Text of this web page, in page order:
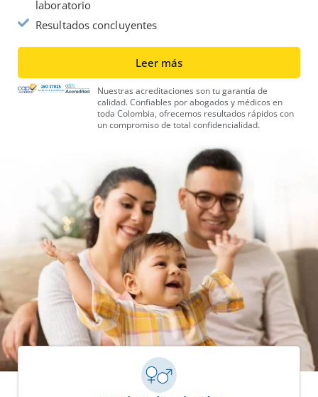
laboratorio
Resultados concluyentes
Leer más
Nuestras acreditaciones son tu garantía de
calidad. Confiables por abogados y médicos en
toda Colombia, ofrecemos resultados rápidos con
un compromiso de total confidencialidad.